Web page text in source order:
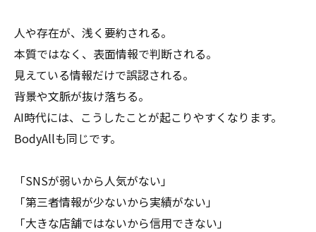
人や存在が、浅く要約される。
本質ではなく、表面情報で判断される。
見えている情報だけで誤認される。
背景や文脈が抜け落ちる。
AI時代には、こうしたことが起こりやすくなります。
BodyAllも同じです。
「SNSが弱いから人気がない」
「第三者情報が少ないから実績がない」
「大きな店舗ではないから信用できない」